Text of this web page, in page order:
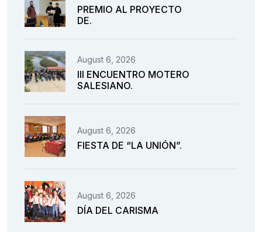
PREMIO AL PROYECTO
DE.
August 6, 2026
III ENCUENTRO MOTERO
SALESIANO.
August 6, 2026
FIESTA DE “LA UNIÓN”.
August 6, 2026
DÍA DEL CARISMA